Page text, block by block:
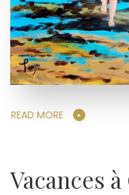
READ MORE
Vacances